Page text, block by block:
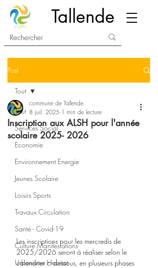
Tallende
Post
Tout
Services Social
Economie
Environnement Energie
Jeunes Scolaire
Loisirs Sports
Travaux Circulation
Santé - Covid-19
Culture Manifestations
Urbanisme Habitat
Tout
Inscription aux ALSH pour l'année
scolaire 2025- 2026
commune de Tallende
8 juil. 2025 1 min de lecture
Les inscriptions pour les mercredis de
2025/2026 seront à réaliser selon le
calendrier ci-dessous, en plusieurs phases